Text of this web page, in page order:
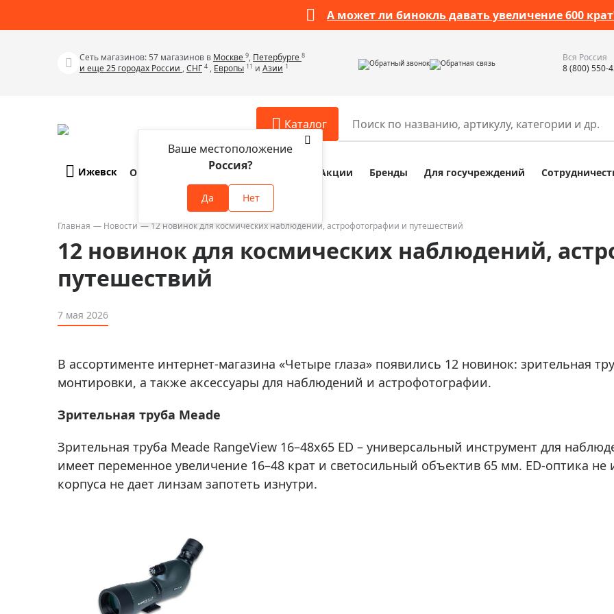
А может ли бинокль давать увеличение 600
Сеть магазинов: 57 магазинов в Москве 9, Петербурге 8
и еще 25 городах России ,СНГ 4 , Европы 11 и Азии 1 Обратный звонок Обратная связь
Вся Россия
8 (800) 550-
Каталог
Телескопы
Бинокли
Зрительные трубы
Лупы
Приборы ночного видения
Прицелы
Discovery (Дискавери)
Оптика для детей Levenhuk LabZZ
Аксессуары для микроскопов
Аксессуары для зрительных труб
Распродажа оптики по специальным
ценам
Разное
Наборы исследователя
Наборы для химических
Сумки, кейсы, чехлы
Фонари
Ижевск
Ваше местоположение
Россия?
Да Нет
О компании Оплата и доставка Акции Бренды Для госучреждений
Главная Новости 12 новинок для космических наблюдений, астрофотографии и путешествий
12 новинок для космических наблюдений,
путешествий
7 мая 2026
В ассортименте интернет-магазина «Четыре глаза» появились 12 новинок: зрительная
монтировки, а также аксессуары для наблюдений и астрофотографии.
Зрительная труба Meade
Зрительная труба Meade RangeView 16–48x65 ED – универсальный инструмент для
имеет переменное увеличение 16–48 крат и светосильный объектив 65 мм. ED-оптика не
корпуса не дает линзам запотеть изнутри.